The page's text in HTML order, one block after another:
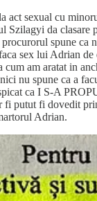
act sexual cu
Szilagyi da clasare
spune ca
sex lui Adrian
cum am aratat in
nu spune ca a
ca I S-A
fi putut fi dovedit
Adrian.